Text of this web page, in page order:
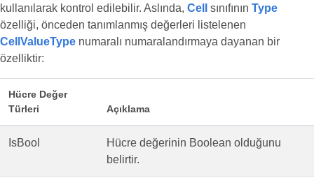
kullanılarak kontrol edilebilir. Aslında, Cell sınıfının Type
özelliği, önceden tanımlanmış değerleri listelenen
CellValueType numaralı numaralandırmaya dayanan bir
özelliktir:
Hücre Değer
Türleri
Açıklama
IsBool
Hücre değerinin Boolean olduğunu
belirtir.